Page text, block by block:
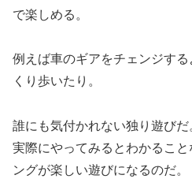
で楽しめる。
例えば車のギアをチェンジす
くり歩いたり。
誰にも気付かれない独り遊びだ
実際にやってみるとわかるこ
ングが楽しい遊びになるのだ。